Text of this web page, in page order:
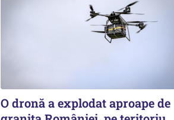
O dronă a explodat aproape de